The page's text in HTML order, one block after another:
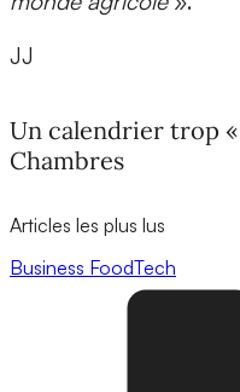
JJ
Un calendrier trop
Chambres
Articles les plus lus
Business FoodTech